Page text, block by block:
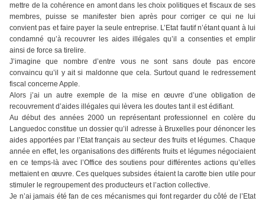
mettre de la cohérence en amont dans les choix politiques et fiscaux de ses
membres, puisse se manifester bien après pour corriger ce qui ne lui
convient pas et faire payer la seule entreprise. L’Etat fautif n’étant quant à lui
condamné qu’à recouvrer les aides illégales qu’il a consenties et emplir
ainsi de force sa tirelire.
J’imagine que nombre d’entre vous ne sont sans doute pas encore
convaincu qu’il y ait si maldonne que cela. Surtout quand le redressement
fiscal concerne Apple.
Alors j’ai un autre exemple de la mise en œuvre d’une obligation de
recouvrement d’aides illégales qui lèvera les doutes tant il est édifiant.
Au début des années 2000 un représentant professionnel en colère du
Languedoc constitue un dossier qu’il adresse à Bruxelles pour dénoncer les
aides apportées par l’Etat français au secteur des fruits et légumes. Chaque
année en effet, les organisations des différents fruits et légumes négociaient
en ce temps-là avec l’Office des soutiens pour différentes actions qu’elles
mettaient en œuvre. Ces quelques subsides étaient la carotte bien utile pour
stimuler le regroupement des producteurs et l’action collective.
Je n’ai jamais été fan de ces mécanismes qui font regarder du côté de l’Etat